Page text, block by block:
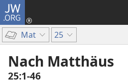
JW.ORG
Mat 25
Nach Matthäus
25:1-46